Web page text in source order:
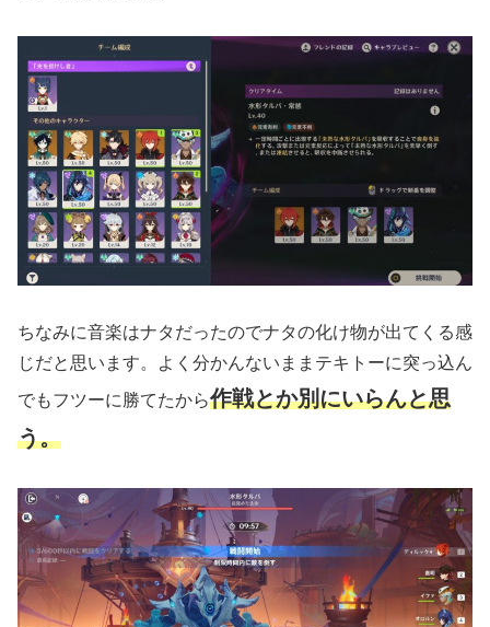
ちなみに音楽はナタだったのでナタの化け物が出てくる感
じだと思います。よく分かんないままテキトーに突っ込ん
でもフツーに勝てたから作戦とか別にいらんと思
う。